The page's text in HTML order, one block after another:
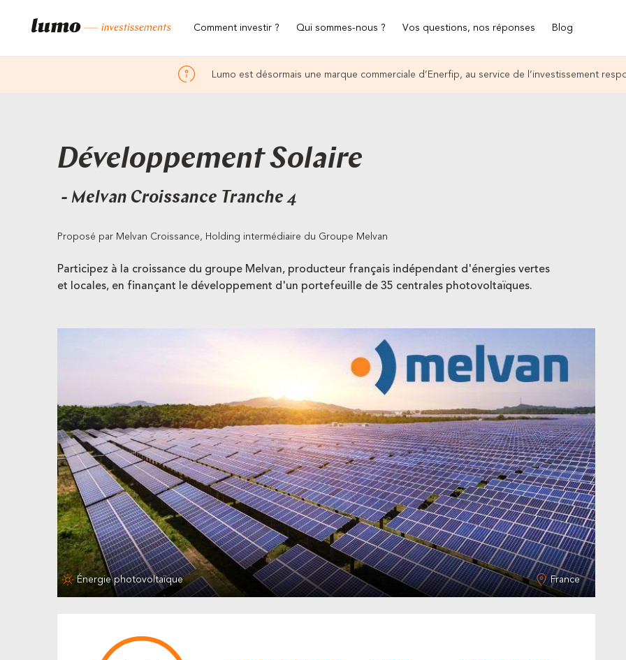
Comment investir ? Qui sommes-nous ? Vos questions, nos réponses Blog
Lumo est désormais une marque commerciale d’Enerfip, au service de l’investissement
Développement Solaire
- Melvan Croissance Tranche 4
Proposé par Melvan Croissance, Holding intermédiaire du Groupe Melvan
Participez à la croissance du groupe Melvan, producteur français indépendant d'énergies vertes
et locales, en finançant le développement d'un portefeuille de 35 centrales photovoltaïques.
Énergie photovoltaïque France